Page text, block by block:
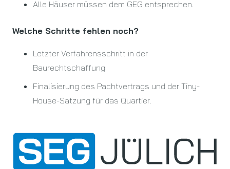
Alle Häuser müssen dem GEG entsprechen.
Welche Schritte fehlen noch?
Letzter Verfahrensschritt in der
Baurechtschaffung
Finalisierung des Pachtvertrags und der Tiny-
House-Satzung für das Quartier.